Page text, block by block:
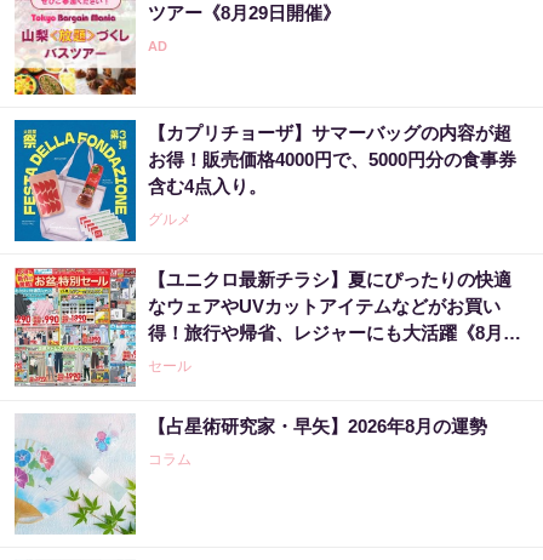
ツアー《8月29日開催》
【カプリチョーザ】サマーバッグの内容が超
お得！販売価格4000円で、5000円分の食事券
含む4点入り。
グルメ
【ユニクロ最新チラシ】夏にぴったりの快適
なウェアやUVカットアイテムなどがお買い
得！旅行や帰省、レジャーにも大活躍《8月13
日まで》
セール
【占星術研究家・早矢】2026年8月の運勢
コラム